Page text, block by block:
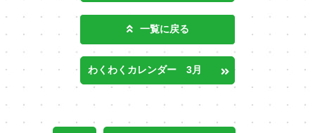
一覧に戻る
わくわくカレンダー 3月